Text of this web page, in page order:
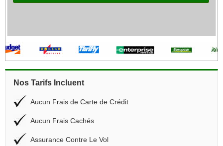
Nos Tarifs Incluent
Aucun Frais de Carte de Crédit
Aucun Frais Cachés
Assurance Contre Le Vol